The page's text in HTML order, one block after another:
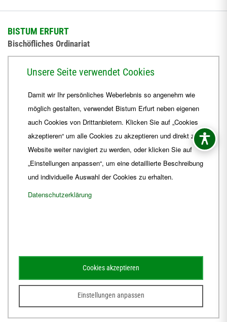
BISTUM ERFURT
Bischöfliches Ordinariat
+49 361 6572-444
ordinariat Bistum-Erfurt.de
Schematismus Amtsblatt
© 2026Webdesign für Jena von der DATA HORIZON Digitalagentur
Unsere Seite verwendet Cookies
Damit wir Ihr persönliches Weberlebnis so angenehm wie
möglich gestalten, verwendet Bistum Erfurt neben eigenen
auch Cookies von Drittanbietern. Klicken Sie auf „Cookies
akzeptieren“ um alle Cookies zu akzeptieren und direkt zur
Website weiter navigiert zu werden, oder klicken Sie auf
„Einstellungen anpassen“, um eine detaillierte Beschreibung
und individuelle Auswahl der Cookies zu erhalten.
Datenschutzerklärung
Einstellungen anpassen
Cookies akzeptieren